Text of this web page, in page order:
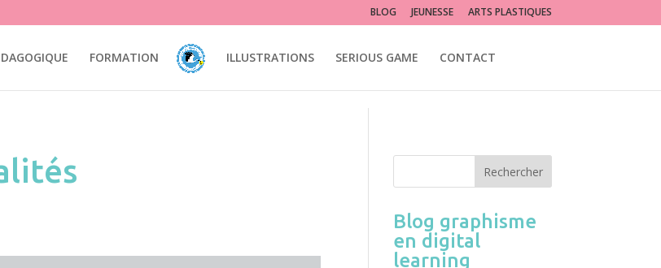
illustration interfaces UI design Ux design accessibilité photoshop illustrator
BLOG JEUNESSE ARTS PLASTIQUES
FORMATION ILLUSTRATIONS SERIOUS GAME CONTACT
Blog graphisme
en digital
learning